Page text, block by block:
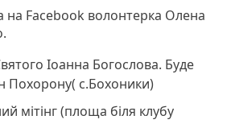
на Facebook волонтерка Олена
Іоанна Богослова. Буде
Похорону( с.Бохоники)
мітінг (площа біля клубу